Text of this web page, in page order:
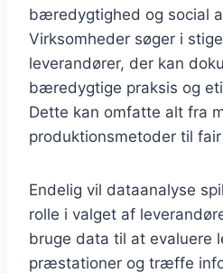
bæredygtighed og social
Virksomheder søger i
leverandører, der kan
bæredygtige praksis og
Dette kan omfatte alt fra
produktionsmetoder til
Endelig vil dataanalyse
rolle i valget af
bruge data til at evaluere
præstationer og træffe